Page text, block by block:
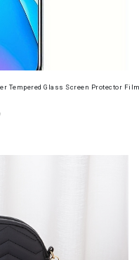
Tempered Glass Screen Protector